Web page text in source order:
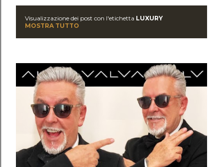
s
t
Visualizzazione dei post con l'etichetta LUXURY
MOSTRA TUTTO